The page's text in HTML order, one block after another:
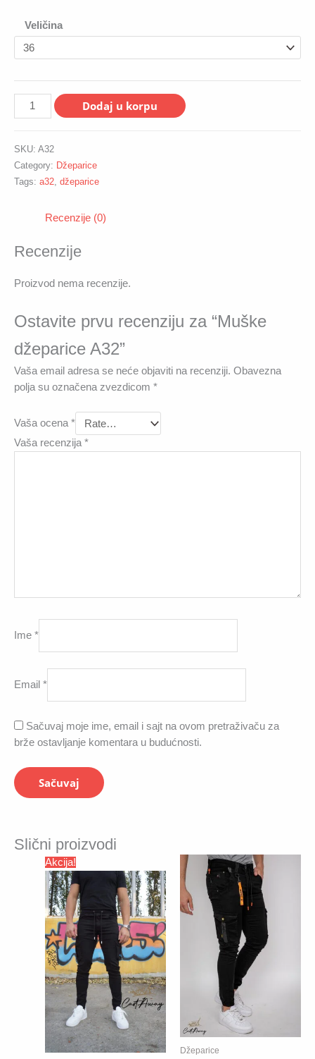
Veličina
Muške
džeparice
quantity
Dodaj u korpu
SKU: A32
Category: Džeparice
Tags: a32 džeparice
Recenzije (0)
Recenzije
Proizvod nema recenzije.
Ostavite prvu recenziju za “Muške
džeparice A32”
Vaša email adresa se neće objaviti na recenziji. Obavezna
polja su označena zvezdicom *
Vaša ocena*
Vaša recenzija *
Ime *
Email *
Sačuvaj moje ime, email i sajt na ovom pretraživaču za
brže ostavljanje komentara u budućnosti.
Slični proizvodi
Akcija!
Džeparice